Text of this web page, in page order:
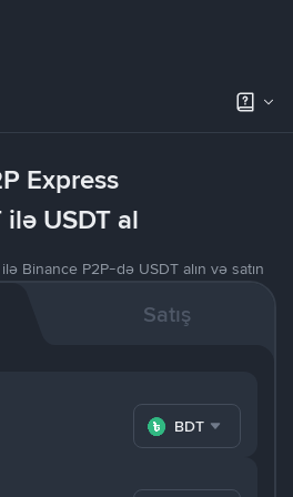
Express
ilə USDT al
Binance P2P-də USDT alın və satın
Satış
BDT